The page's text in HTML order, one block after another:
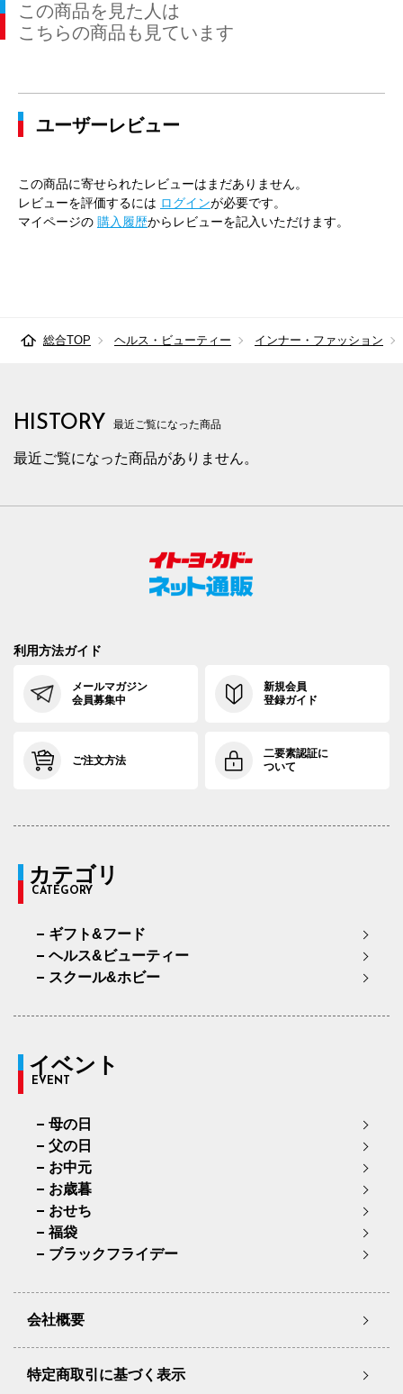
この商品を見た人は
こちらの商品も見ています
ユーザーレビュー
この商品に寄せられたレビューはまだありません。
レビューを評価するには ログインが必要です。
マイページの 購入履歴からレビューを記入いただけます。
総合TOP ヘルス・ビューティー インナー・ファッション
HISTORY 最近ご覧になった商品
最近ご覧になった商品がありません。
利用方法ガイド
メールマガジン
会員募集中
新規会員
登録ガイド
ご注文方法
二要素認証に
ついて
カテゴリ
CATEGORY
ギフト&フード
ヘルス&ビューティー
スクール&ホビー
イベント
EVENT
母の日
父の日
お中元
お歳暮
おせち
福袋
ブラックフライデー
会社概要
特定商取引に基づく表示